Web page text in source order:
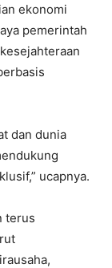
ekonomi
pemerintah
dan dunia
ucapnya.
terus